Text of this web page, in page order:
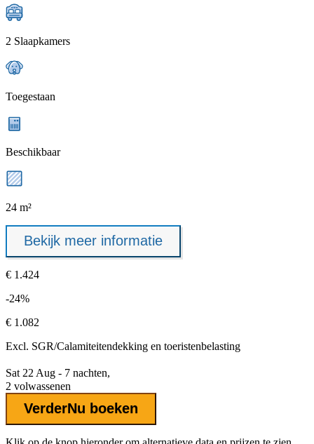
2 Slaapkamers
Toegestaan
Beschikbaar
24 m²
Bekijk meer informatie
€ 1.424
-24%
€ 1.082
Excl. SGR/Calamiteitendekking en toeristenbelasting
Sat 22 Aug - 7 nachten,
2 volwassenen
VerderNu boeken